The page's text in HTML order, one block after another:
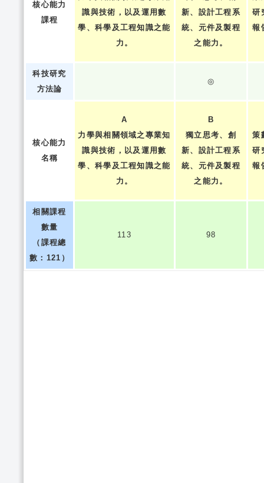
核心能力
課程
識與技術，以及運用數
學、科學及工程知識之能
力。
新、設計工程系
統、元件及製程
之能力。
研
報
科技研究
方法論
◎
核心能力
名稱
A
力學與相關領域之專業知
識與技術，以及運用數
學、科學及工程知識之能
力。
B
獨立思考、創
新、設計工程系
統、元件及製程
之能力。
策
研
報
相關課程
數量
（課程總
數：121）
113 98